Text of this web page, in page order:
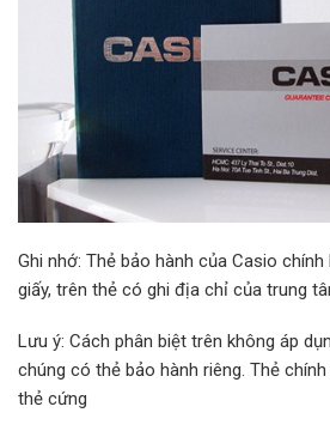
Ghi nhớ: Thẻ bảo hành của Casio
giấy, trên thẻ có ghi địa chỉ của trung
Lưu ý: Cách phân biệt trên không áp
chúng có thẻ bảo hành riêng. Thẻ
thẻ cứng